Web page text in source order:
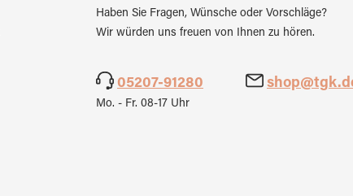
Haben Sie Fragen, Wünsche oder Vorschläge?
Wir würden uns freuen von Ihnen zu hören.
05207-91280
Mo. - Fr. 08-17 Uhr